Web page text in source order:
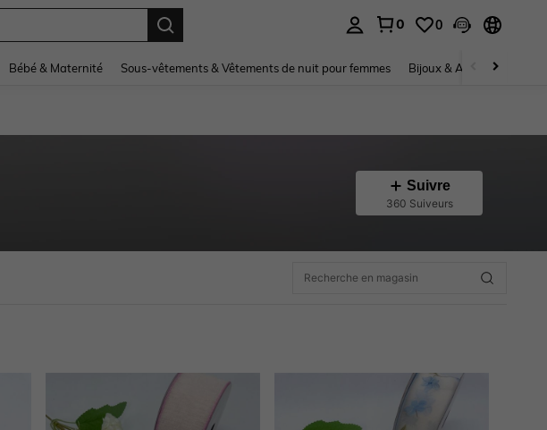
0 0
Bébé & Maternité Sous-vêtements & Vêtements de nuit pour femmes Bijoux & Accessoires pour
Suivre
360 Suiveurs